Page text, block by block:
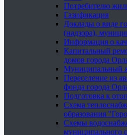
Потребителю
Газификация
Доклады о виде
(надзора),
Информация о
Капитальный
домов города
Муниципальный
Переселение из
фонда города
Подготовка к
Схема
образования
Схемы
муниципального